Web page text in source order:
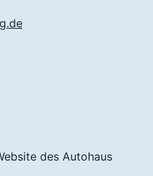
des Autohaus